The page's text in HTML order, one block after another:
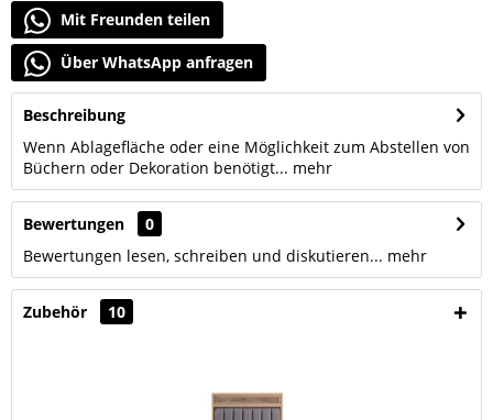
Mit Freunden teilen
Über WhatsApp anfragen
Beschreibung
Wenn Ablagefläche oder eine Möglichkeit zum Abstellen von
Büchern oder Dekoration benötigt... mehr
Bewertungen
0
Bewertungen lesen, schreiben und diskutieren... mehr
Zubehör 10